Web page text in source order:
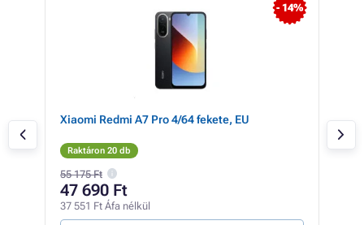
EU
- 14%
Xiaomi Redmi A7 Pro 4/64 fekete, EU
Raktáron 20 db
55 175 Ft
47 690 Ft
37 551 Ft Áfa nélkül